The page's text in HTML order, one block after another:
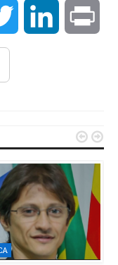
Twitter LinkedIn
 